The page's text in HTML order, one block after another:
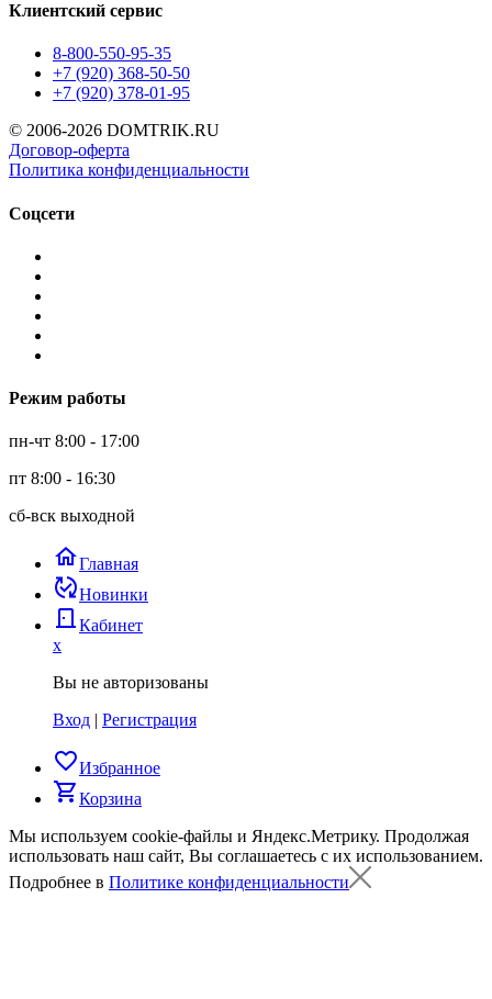
Клиентский сервис
8-800-550-95-35
+7 (920) 368-50-50
+7 (920) 378-01-95
© 2006-2026 DOMTRIK.RU
Договор-оферта
Политика конфиденциальности
Соцсети
Режим работы
пн-чт 8:00 - 17:00
пт 8:00 - 16:30
сб-вск выходной
homeГлавная
published_with_changesНовинки
door_back Кабинет
x
Вы не авторизованы
Вход | Регистрация
favorite_borderИзбранное
shopping_cartКорзина
Мы используем cookie-файлы и Яндекс.Метрику. Продолжая
использовать наш сайт, Вы соглашаетесь с их использованием.
Подробнее в Политике конфиденциальности